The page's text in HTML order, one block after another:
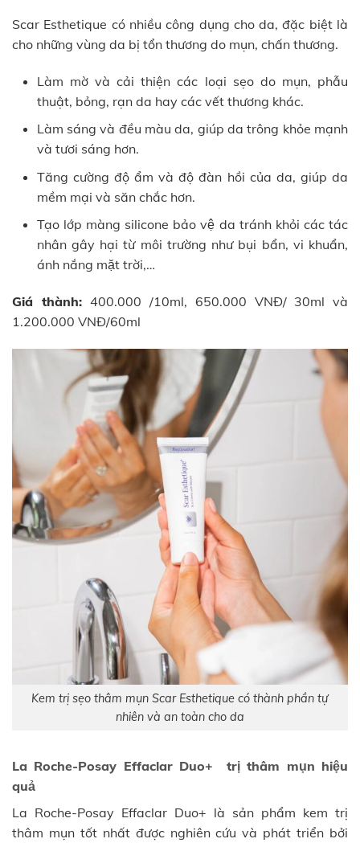
Scar Esthetique có nhiều công dụng cho da, đặc biệt là
cho những vùng da bị tổn thương do mụn, chấn thương.
Làm mờ và cải thiện các loại sẹo do mụn, phẫu
thuật, bỏng, rạn da hay các vết thương khác.
Làm sáng và đều màu da, giúp da trông khỏe mạnh
và tươi sáng hơn.
Tăng cường độ ẩm và độ đàn hồi của da, giúp da
mềm mại và săn chắc hơn.
Tạo lớp màng silicone bảo vệ da tránh khỏi các tác
nhân gây hại từ môi trường như bụi bẩn, vi khuẩn,
ánh nắng mặt trời,…
Giá thành:400.000 /10ml, 650.000 VNĐ/ 30ml và
1.200.000 VNĐ/60ml
Kem trị sẹo thâm mụn Scar Esthetique có thành phần tự
nhiên và an toàn cho da
La Roche-Posay Effaclar Duo+ trị thâm mụn hiệu
quả
La Roche-Posay Effaclar Duo+ là sản phẩm kem trị
thâm mụn tốt nhất được nghiên cứu và phát triển bởi